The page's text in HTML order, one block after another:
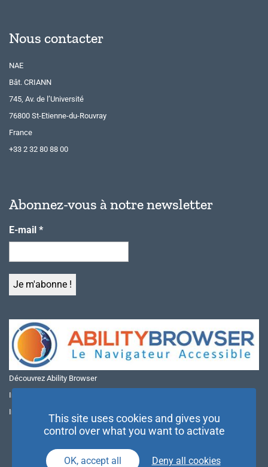
Nous contacter
NAE
Bât. CRIANN
745, Av. de l’Université
76800 St-Etienne-du-Rouvray
France
+33 2 32 80 88 00
Abonnez-vous à notre newsletter
E-mail *
Découvrez Ability Browser
Installer Ability Browser sur Windows
Installer Ability Browser sur Mac
This site uses cookies and gives you
control over what you want to activate
OK, accept all Deny all cookies